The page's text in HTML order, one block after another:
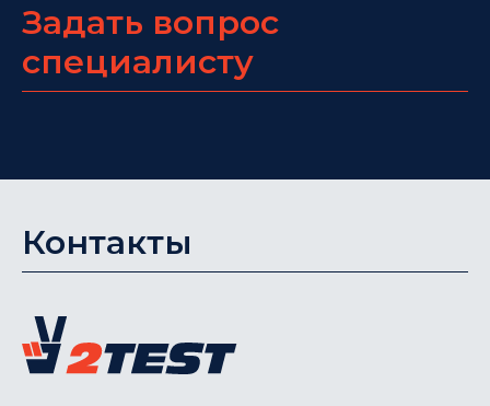
Задать вопрос
специалисту
Контакты